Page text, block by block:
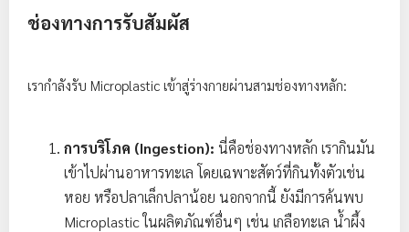
ช่องทางการรับสัมผัส
เรากำลังรับ Microplastic เข้าสู่ร่างกายผ่านสามช่องทางหลัก:
การบริโภค (Ingestion): นี่คือช่องทางหลัก เรากินมัน
เข้าไปผ่านอาหารทะเล โดยเฉพาะสัตว์ที่กินทั้งตัวเช่น
หอย หรือปลาเล็กปลาน้อย นอกจากนี้ ยังมีการค้นพบ
Microplastic ในผลิตภัณฑ์อื่นๆ เช่น เกลือทะเล น้ำผึ้ง